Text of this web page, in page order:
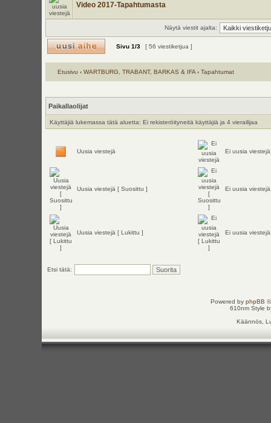
Video 2017-Tapahtumasta
Näytä viestit ajalta:
Sivu 1/3 [ 56 viestiketjua ]
Etusivu ‹ WARTBURG, TRABANT, BARKAS & IFA ‹ Tapahtumat
Paikallaolijat
Käyttäjiä lukemassa tätä aluetta: Ei rekisteröityneitä käyttäjiä ja 4 vierailijaa
Uusia viestejä Ei uusia viestejä
Uusia viestejä [ Suosittu ] Ei uusia
Uusia viestejä [ Lukittu ] Ei uusia
Etsi tätä:
Powered by phpBB
610nm Style
Käännös,